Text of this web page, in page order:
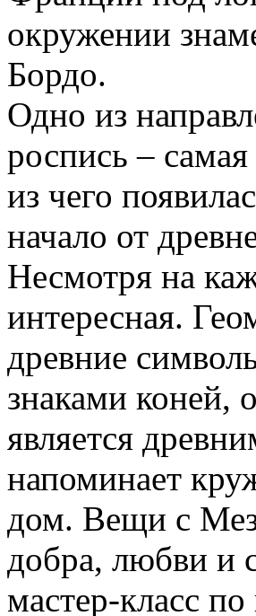
окружении
Бордо.
Одно из
роспись –
из чего
начало от
Несмотря на
интересная.
древние
знаками коней,
является
напоминает
дом. Вещи с
добра, любви и
мастер-класс